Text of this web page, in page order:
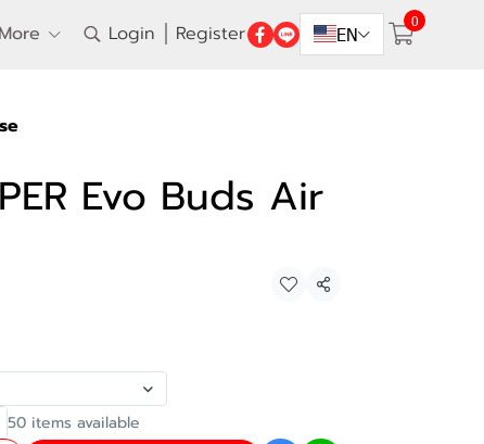
More Login Register EN
0
Evo Buds Air
Share
50 items available